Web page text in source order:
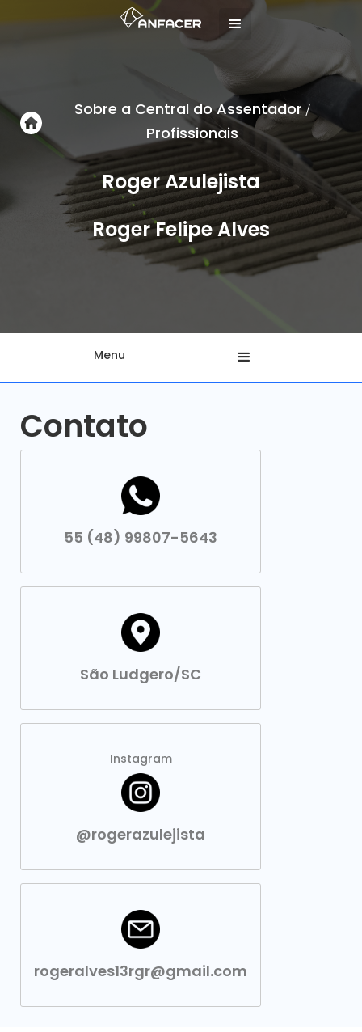
Sobre a Central do Assentador/
Profissionais
Roger Azulejista
Roger Felipe Alves
Menu
Contato
55 (48) 99807-5643
São Ludgero/SC
Instagram
@rogerazulejista
rogeralves13rgr@gmail.com